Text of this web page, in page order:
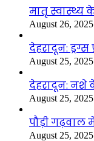
मातृ स्वास्थ्य
August 26, 2025
देहरादून:
August 25, 2025
देहरादून: नशे
August 25, 2025
पौड़ी
August 25, 2025